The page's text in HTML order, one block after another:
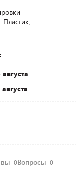
Пластик,
0Вопросы 0